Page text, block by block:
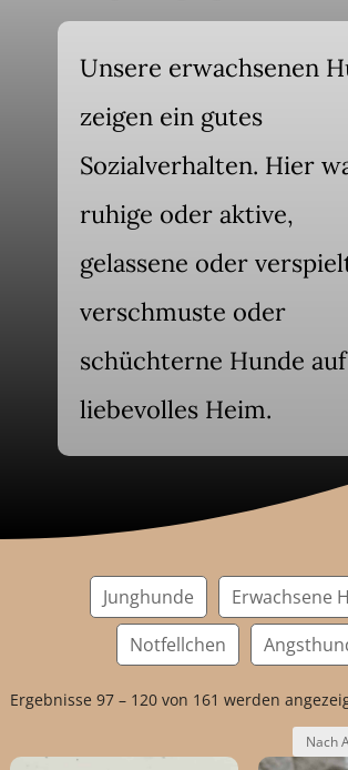
Unsere erwachsenen
zeigen ein gutes
Sozialverhalten. Hier
ruhige oder aktive,
gelassene oder
verschmuste oder
schüchterne Hunde
liebevolles Heim.
Junghunde
Erwachsene
Notfellchen
Ergebnisse 97 – 120 von 161 werden